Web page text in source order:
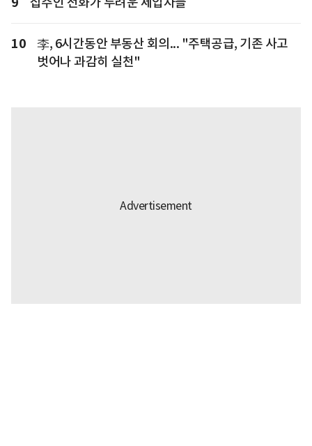
10
李, 6시간동안 부동산 회의... "주택공급, 기존 사고
벗어나 과감히 실천"